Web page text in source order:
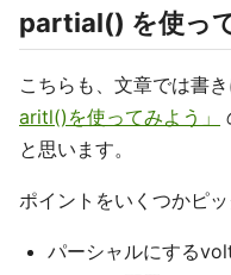
partial() を使っ
こちらも、文章では書
aritl()を使ってみよう」
と思います。
ポイントをいくつかピ
パーシャルにする